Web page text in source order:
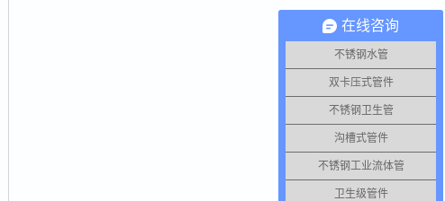
在线咨询
不锈钢水管
双卡压式管件
不锈钢卫生管
沟槽式管件
不锈钢工业流体管
卫生级管件